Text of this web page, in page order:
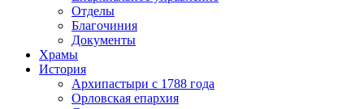
Отделы
Благочиния
Документы
Храмы
История
Архипастыри с 1788 года
Орловская епархия